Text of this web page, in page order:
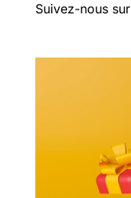
Suivez-nous sur